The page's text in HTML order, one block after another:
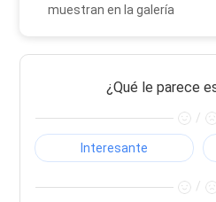
muestran en la galería
¿Qué le parece
/
Interesante
/